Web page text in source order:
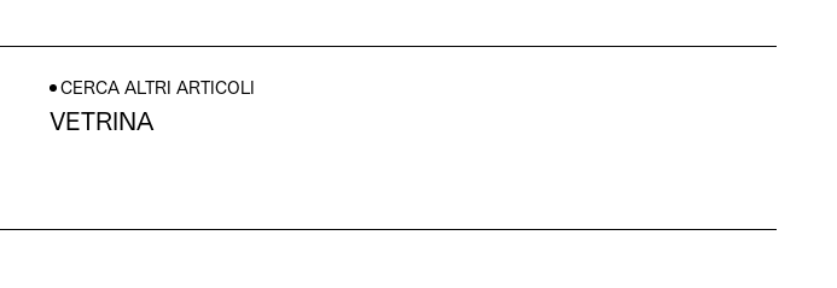
CERCA ALTRI ARTICOLI
VETRINA